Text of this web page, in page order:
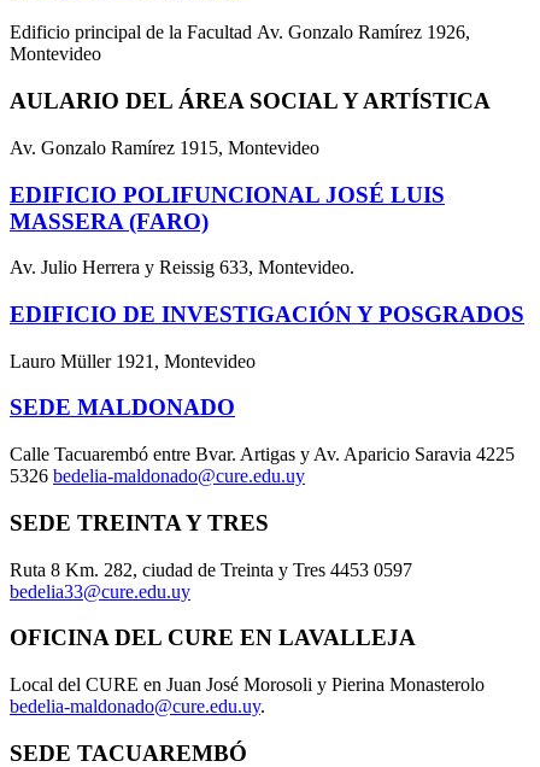
Edificio principal de la Facultad Av. Gonzalo Ramírez 1926,
Montevideo
AULARIO DEL ÁREA SOCIAL Y ARTÍSTICA
Av. Gonzalo Ramírez 1915, Montevideo
EDIFICIO POLIFUNCIONAL JOSÉ LUIS
MASSERA (FARO)
Av. Julio Herrera y Reissig 633, Montevideo.
EDIFICIO DE INVESTIGACIÓN Y POSGRADOS
Lauro Müller 1921, Montevideo
SEDE MALDONADO
Calle Tacuarembó entre Bvar. Artigas y Av. Aparicio Saravia 4225
5326 bedelia-maldonado@cure.edu.uy
SEDE TREINTA Y TRES
Ruta 8 Km. 282, ciudad de Treinta y Tres 4453 0597
bedelia33@cure.edu.uy
OFICINA DEL CURE EN LAVALLEJA
Local del CURE en Juan José Morosoli y Pierina Monasterolo
bedelia-maldonado@cure.edu.uy.
SEDE TACUAREMBÓ